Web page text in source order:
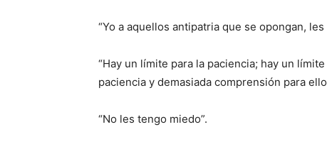
“Yo a aquellos antipatria que se opongan,
“Hay un límite para la paciencia; hay un
paciencia y demasiada comprensión para
“No les tengo miedo”.